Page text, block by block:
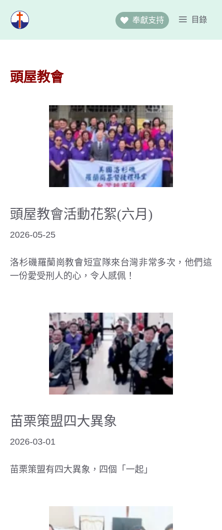
目錄
奉獻支持
頭屋教會
頭屋教會活動花絮(六月)
2026-05-25
洛杉磯羅蘭崗教會短宣隊來台灣非常多次，他們這
一份愛受刑人的心，令人感佩！
苗栗策盟四大異象
2026-03-01
苗栗策盟有四大異象，四個「一起」